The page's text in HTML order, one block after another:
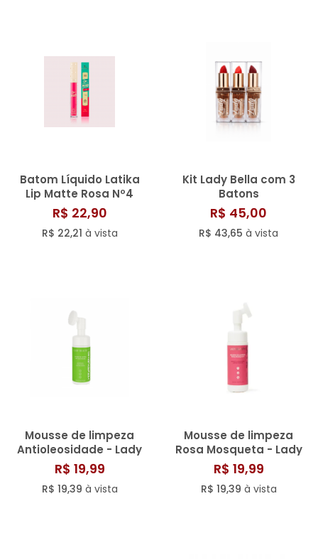
Batom Líquido Latika
Lip Matte Rosa Nº4
R$ 22,90
R$ 22,21 à vista
Kit Lady Bella com 3
Batons
R$ 45,00
R$ 43,65 à vista
Mousse de limpeza
Antioleosidade - Lady
Beauty
R$ 19,99
R$ 19,39 à vista
Mousse de limpeza
Rosa Mosqueta - Lady
Beauty
R$ 19,99
R$ 19,39 à vista